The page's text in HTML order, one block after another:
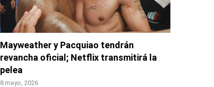
Mayweather y Pacquiao tendrán
revancha oficial; Netflix transmitirá la
pelea
8 mayo, 2026